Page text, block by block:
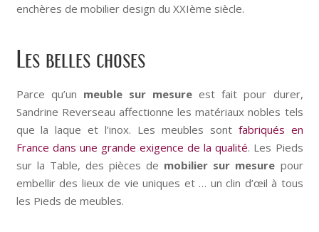
enchères de mobilier design du XXIème siècle.
Les belles choses
Parce qu’un meuble sur mesure est fait pour durer,
Sandrine Reverseau affectionne les matériaux nobles tels
que la laque et l’inox. Les meubles sont fabriqués en
France dans une grande exigence de la qualité. Les Pieds
sur la Table, des pièces de mobilier sur mesure pour
embellir des lieux de vie uniques et … un clin d’œil à tous
les Pieds de meubles.